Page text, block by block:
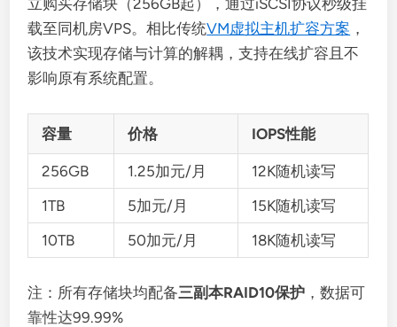
立购买存储块（256GB起），通过iSCSI协议秒级挂
载至同机房VPS。相比传统VM虚拟主机扩容方案 ，
该技术实现存储与计算的解耦，支持在线扩容且不
影响原有系统配置。
容量 价格 IOPS性能
256GB 1.25加元/月
12K随机读写
1TB
5加元/月
15K随机读写
10TB
50加元/月 18K随机读写
注：所有存储块均配备三副本RAID10保护 ，数据可
靠性达99.99%